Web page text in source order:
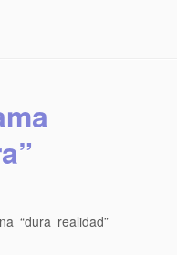
“dura realidad”